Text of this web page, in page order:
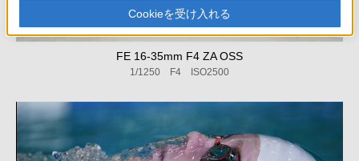
FE 16-35mm F4 ZA OSS
1/1250 F4 ISO2500
Cookieを受け入れる